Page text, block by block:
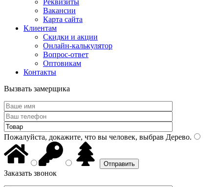
Реквизиты
Вакансии
Карта сайта
Клиентам
Скидки и акции
Онлайн-калькулятор
Вопрос-ответ
Оптовикам
Контакты
Вызвать замерщика
Пожалуйста, докажите, что вы человек, выбрав Дерево.
Заказать звонок